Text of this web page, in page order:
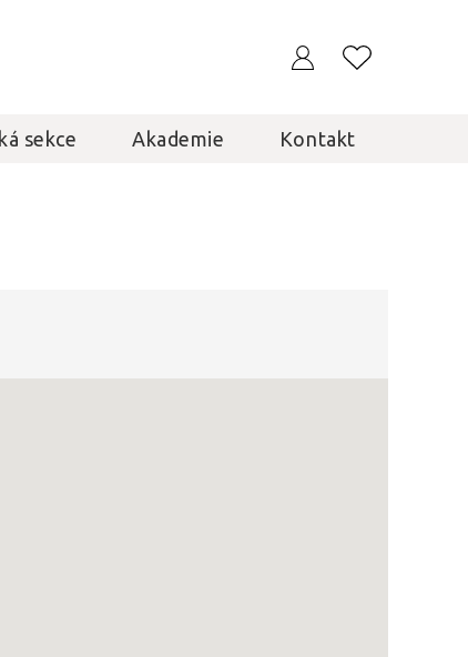
sekce Akademie Kontakt